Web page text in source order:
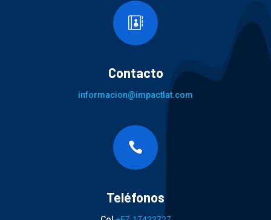

Contacto
informacion@impactlat.com

Teléfonos